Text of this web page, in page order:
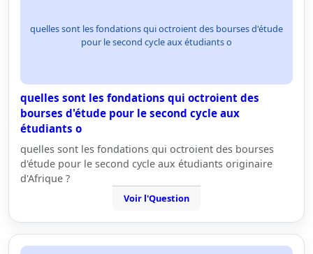
quelles sont les fondations qui octroient des bourses d'étude
pour le second cycle aux étudiants o
quelles sont les fondations qui octroient des
bourses d'étude pour le second cycle aux
étudiants o
quelles sont les fondations qui octroient des bourses
d'étude pour le second cycle aux étudiants originaire
d'Afrique ?
Voir l'Question